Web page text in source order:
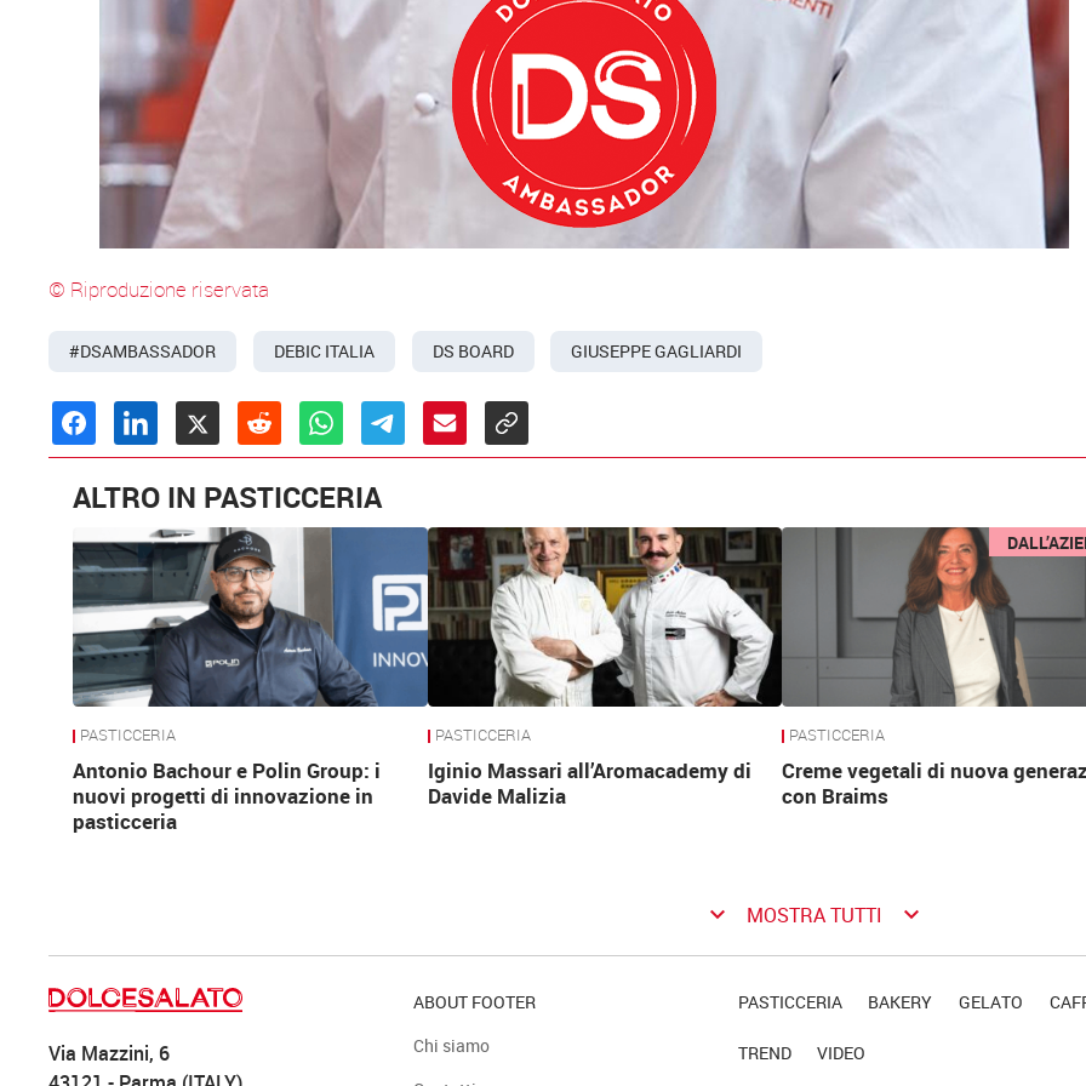
© Riproduzione riservata
#DSAMBASSADOR DEBIC ITALIA DS BOARD GIUSEPPE GAGLIARDI
ALTRO IN PASTICCERIA
PASTICCERIA
Antonio Bachour e Polin Group: i
nuovi progetti di innovazione in
pasticceria
PASTICCERIA
Iginio Massari all’Aromacademy di
Davide Malizia
PASTICCERIA
Creme vegetali di nuova
con Braims
keyboard_arrow_down MOSTRA TUTTI keyboard_arrow_down
Via Mazzini, 6
ABOUT FOOTER
Chi siamo
PASTICCERIA BAKERY GELATO
TREND VIDEO